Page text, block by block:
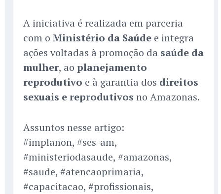
A iniciativa é realizada em parceria
com o Ministério da Saúde e integra
ações voltadas à promoção da saúde da
mulher, ao planejamento
reprodutivo e à garantia dos direitos
sexuais e reprodutivos no Amazonas.
Assuntos nesse artigo:
#implanon, #ses-am,
#ministeriodasaude, #amazonas,
#saude, #atencaoprimaria,
#capacitacao, #profissionais,